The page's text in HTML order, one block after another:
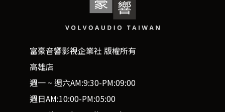
富豪音響影視企業社 版權所有
高雄店
週一 ~ 週六AM:9:30-PM:09:00
週日AM:10:00-PM:05:00